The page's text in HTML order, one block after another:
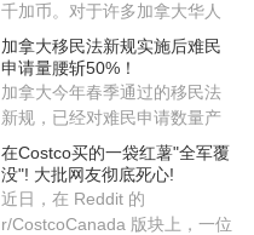
千加币。对于许多加拿大华人
家长来说，既然要经历十几个
小
加拿大移民法新规实施后难民
申请量腰斩50%！
加拿大今年春季通过的移民法
新规，已经对难民申请数量产
生了显著影响。根据最新披露
的
在Costco买的一袋红薯"全军覆
没"! 大批网友彻底死心!
近日，在 Reddit 的
r/CostcoCanada 版块上，一位